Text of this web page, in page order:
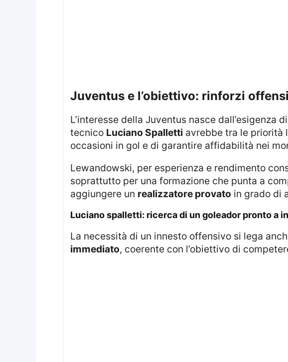
juventus e l’obiettivo: rinforzi
L’interesse della Juventus nasce dall’esigenza di
tecnico Luciano Spalletti avrebbe tra le priorità
occasioni in gol e di garantire affidabilità nei
Lewandowski, per esperienza e rendimento consolidato ai massimi livelli, viene considerato un profilo attraente,
soprattutto per una formazione che punta a
aggiungere un realizzatore provato in grado di
luciano spalletti: ricerca di un goleador pronto a
La necessità di un innesto offensivo si lega
immediato, coerente con l’obiettivo di